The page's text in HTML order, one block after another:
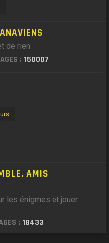
de rien
: 150007
AMIS
les énigmes et jouer
: 18433